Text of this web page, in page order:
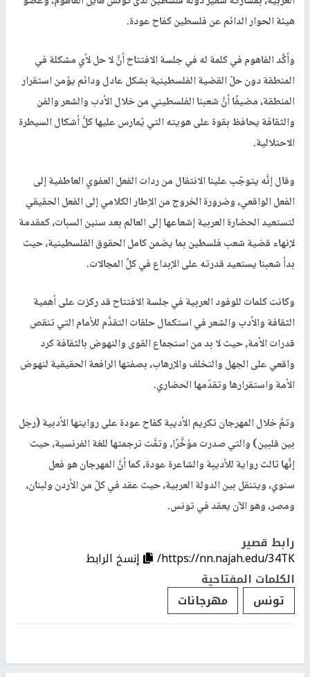
هيئة الحوار الدائم عن فلسطين كفاح عودة.
وأكَّد الفاهوم في كلمة له في جلسة الافتتاح أنَّ لا حل لأي مشكلة في
المنطقة دون حلّ القضية الفلسطينية بشكل عادل ودائم يؤمن استقرار
المنطقة، مضيفًا أنَّ شعبنا الفلسطيني من خلال الأدب والشعر والفن
والثقافة يحافظ بقوة على هويته التي يُمارس عليها كلَّ أشكال السيطرة
الاحتلالية.
وقال إنَّه يتوجّب علينا الانتقال من ردات الفعل العفوي العاطفية إلى
الفعل الواقعي، وضرورة الخروج من الإطار الكلامي إلى الفعل الحقيقي
لتستعيد الحضارة العربية إشعاعها إلى العالم بعد سنين السبات، كمقدمة
لإنهاء قضية شعب فلسطين بما يضمن كامل الحقوق الفلسطينية، حيث
بدأ شعبنا يستعيد قدرته على الإبداع في كلِّ المجالات.
وكانت كلمات للوفود العربية في جلسة الافتتاح قد ركزت على أهمية
الثقافة والأدب والشعر في استكمال حلقات التقدَّم للأمام التي تنقص
قدرات الأمة, حيث لا بد من استجماع القوى والنهوض بالثقافة كرد
واقعي على الجهل والتخلف والإرهاب، بصفتها الرافعة الحقيقية لنهوض
الأمة واستقرارها وتقدّمها الحضاري.
وتمَّ خلال المهرجان تكريم الأديبة كفاح عودة على روايتها الأدبية (رجل
بين قلبين) والتي صدرت مؤخَّرًا، وتمَّت ترجمتها للغة الفرنسية، حيث
إنَّها ثالث رواية للأديبة والشاعرة عودة، كما أنَّ المهرجان هو فعل
سنوي، ويتنقل بين الدولة العربية، حيث عقد في كلّ من الأردن ولبنان،
ومصر، وهو الآن يعقد في تونس.
رابط قصير
https://nn.najah.edu/34TK/
إنسخ الرابط
الكلمات المفتاحية
تونس
مهرجانات